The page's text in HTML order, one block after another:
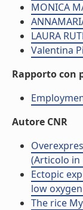
MONICA
LAURA
Valentina
Rapporto con
Autore CNR
(Articolo in
Ectopic
low
The rice